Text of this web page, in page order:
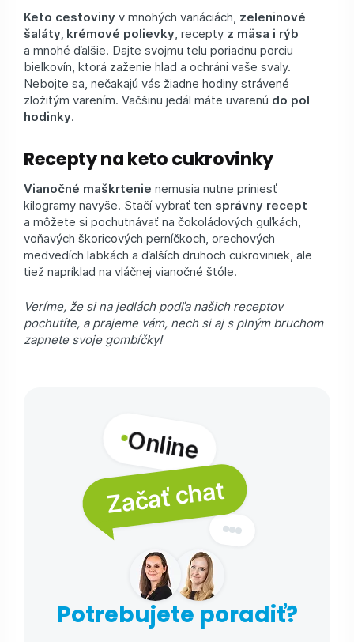
Keto cestoviny v mnohých variáciách, zeleninové
šaláty, krémové polievky , recepty z mäsa i rýb
a mnohé ďalšie. Dajte svojmu telu poriadnu porciu
bielkovín, ktorá zaženie hlad a ochráni vaše svaly.
Nebojte sa, nečakajú vás žiadne hodiny strávené
zložitým varením. Väčšinu jedál máte uvarenú do pol
hodinky.
Recepty na keto cukrovinky
Vianočné maškrtenie nemusia nutne priniesť
kilogramy navyše. Stačí vybrať ten správny recept
a môžete si pochutnávať na čokoládových guľkách,
voňavých škoricových perníčkoch, orechových
medvedích labkách a ďalších druhoch cukroviniek, ale
tiež napríklad na vláčnej vianočné štóle.
Veríme, že si na jedlách podľa našich receptov
pochutíte, a prajeme vám, nech si aj s plným bruchom
zapnete svoje gombíčky!
Online
Začať chat
Potrebujete poradiť?